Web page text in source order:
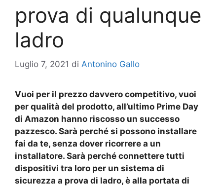
prova di qualunque
ladro
Luglio 7, 2021 di Antonino Gallo
Vuoi per il prezzo davvero competitivo, vuoi
per qualità del prodotto, all’ultimo Prime Day
di Amazon hanno riscosso un successo
pazzesco. Sarà perché si possono installare
fai da te, senza dover ricorrere a un
installatore. Sarà perché connettere tutti
dispositivi tra loro per un sistema di
sicurezza a prova di ladro, è alla portata di